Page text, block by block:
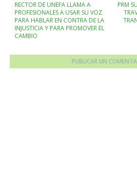
PRM
RECTOR DE UNEFA LLAMA A
PROFESIONALES A USAR SU VOZ
PARA HABLAR EN CONTRA DE LA
INJUSTICIA Y PARA PROMOVER EL
CAMBIO
PUBLICAR UN